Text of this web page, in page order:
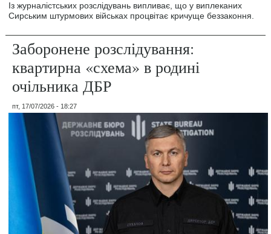
Із журналістських розслідувань випливає, що у виплеканих
Сирським штурмових військах процвітає кричуще беззаконня.
Заборонене розслідування:
квартирна «схема» в родині
очільника ДБР
пт, 17/07/2026 - 18:27